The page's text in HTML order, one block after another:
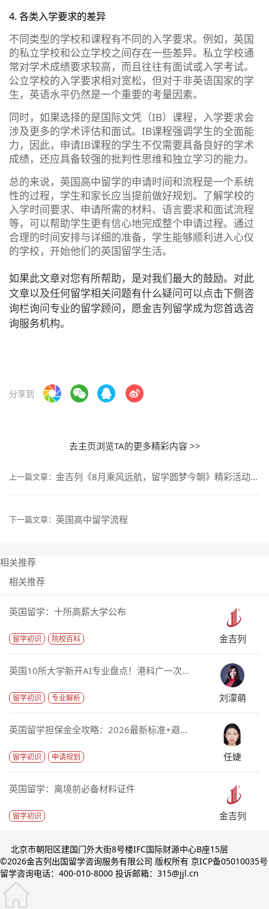
4. 各类入学要求的差异
不同类型的学校和课程有不同的入学要求。例如，英国
的私立学校和公立学校之间存在一些差异。私立学校通
常对学术成绩要求较高，而且往往有面试或入学考试。
公立学校的入学要求相对宽松，但对于非英语国家的学
生，英语水平仍然是一个重要的考量因素。
同时，如果选择的是国际文凭（IB）课程，入学要求会
涉及更多的学术评估和面试。IB课程强调学生的全面能
力，因此，申请IB课程的学生不仅需要具备良好的学术
成绩，还应具备较强的批判性思维和独立学习的能力。
总的来说，英国高中留学的申请时间和流程是一个系统
性的过程，学生和家长应当提前做好规划。了解学校的
入学时间要求、申请所需的材料、语言要求和面试流程
等，可以帮助学生更有信心地完成整个申请过程。通过
合理的时间安排与详细的准备，学生能够顺利进入心仪
的学校，开始他们的英国留学生活。
如果此文章对您有所帮助，是对我们最大的鼓励。对此
文章以及任何留学相关问题有什么疑问可以点击下侧咨
询栏询问专业的留学顾问，愿金吉列留学成为您首选咨
询服务机构。
分享到
去主页浏览TA的更多精彩内容 >>
上一篇文章： 金吉列《8月乘风远航，留学圆梦今朝》精彩活动抢先看
下一篇文章： 英国高中留学流程
相关推荐
相关推荐
英国留学：十所高薪大学公布
留学初识 院校百科 金吉列
英国10所大学新开AI专业盘点！港科广一次...
留学初识 专业解析 刘濛萌
英国留学担保金全攻略：2026最新标准+避...
留学初识 申请规划 任婕
英国留学：离境前必备材料证件
留学初识 金吉列
北京市朝阳区建国门外大街8号楼IFC国际财源中心B座15层
©2026金吉列出国留学咨询服务有限公司 版权所有 京ICP备05010035号
留学咨询电话：400-010-8000 投诉邮箱：315@jjl.cn